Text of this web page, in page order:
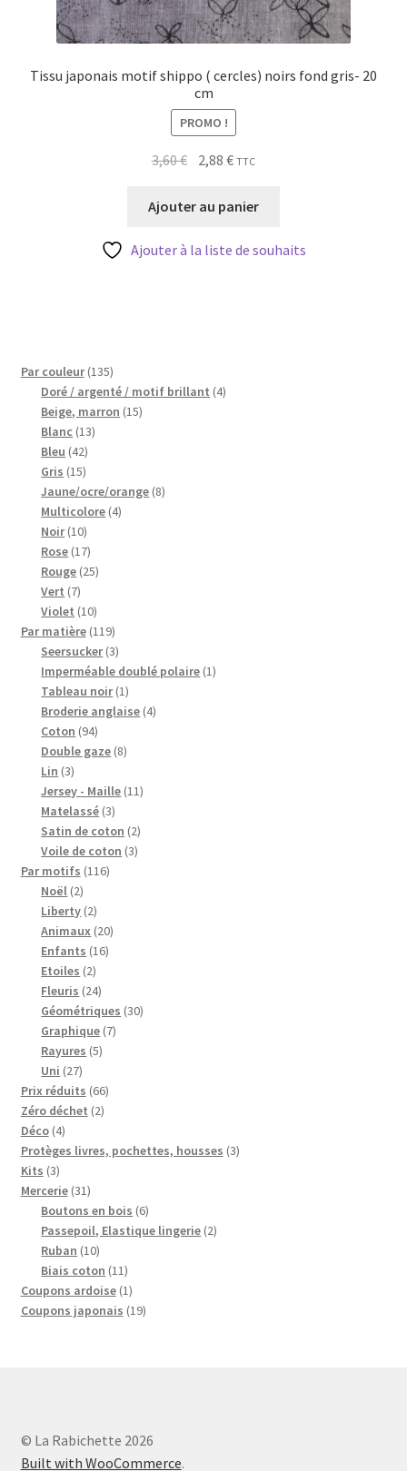
Tissu japonais motif shippo ( cercles) noirs fond gris- 20
cm
PROMO !
3,60€ Le
initial
3,60 €.
2,88€Le
actuel
2,88 €.
TTC
Ajouter au panier
Ajouter à la liste de souhaits
Par couleur 135135
produits
Doré / argenté / motif brillant 44
Beige, marron 1515
Blanc 1313
Bleu 4242
produits
Gris 1515
produits
Jaune/ocre/orange 88
Multicolore 44
Noir 1010
produits
Rose 1717
produits
Rouge 2525
Vert 77
produits
Violet 1010
produits
Par matière 119119
produits
Seersucker 33
produits
Imperméable doublé polaire 11
Tableau noir 11
produit
Broderie anglaise 44
Coton 9494
produits
Double gaze 88
Lin 33
produits
Jersey - Maille 1111
Matelassé 33
produits
Satin de coton 22
produits
Voile de coton 33
Par motifs 116116
Noël 22
produits
Liberty 22
produits
Animaux 2020
Enfants 1616
Etoiles 22
produits
Fleuris 2424
produits
Géométriques 3030
Graphique 77
Rayures 55
Uni 2727
produits
Prix réduits 6666
Zéro déchet 22
Déco 44
produits
Protèges livres, pochettes, housses 33
Kits 33
produits
Mercerie 3131
produits
Boutons en bois 66
produits
Passepoil, Elastique lingerie 22
Ruban 1010
produits
Biais coton 1111
produits
Coupons ardoise 11
produit
Coupons japonais 1919
© La Rabichette 2026
Built with WooCommerce.